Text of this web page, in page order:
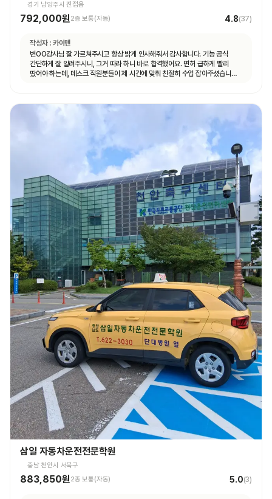
경기 남양주시 진접읍
792,000원2종 보통(자동) 4.8(37)
작성자 : 카이맨
변OO강사님 잘 가르쳐주시고 항상 밝게 인사해줘서 감사합니다. 기능 공식
간단하게 잘 알려주시니, 그거 따라 하니 바로 합격했어요. 면허 급하게 빨리
땄어야 하는데, 데스크 직원분들이 제 시간에 맞춰 친절히 수업 잡아주셨습니다.
삼일 자동차운전전문학원
충남 천안시 서북구
883,850원2종 보통(자동) 5.0(3)